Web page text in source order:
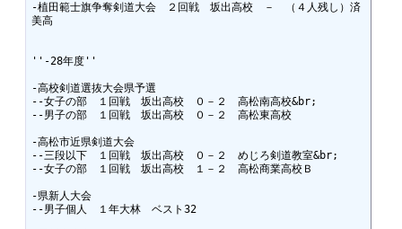
-植田範士旗争奪剣道大会　２回戦　坂出高校　－　（４人残し）済
美高
''-28年度''
-高校剣道選抜大会県予選
--女子の部　１回戦　坂出高校　０－２　高松南高校&br;
--男子の部　１回戦　坂出高校　０－２　高松東高校
-高松市近県剣道大会
--三段以下　１回戦　坂出高校　０－２　めじろ剣道教室&br;
--女子の部　１回戦　坂出高校　１－２　高松商業高校Ｂ
-県新人大会
--男子個人　１年大林　ベスト32